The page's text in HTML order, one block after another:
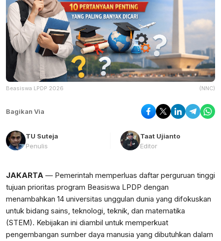
Beasiswa LPDP 2026 (NNC)
Bagikan Via
TU Suteja
Penulis
Taat Ujianto
Editor
JAKARTA — Pemerintah memperluas daftar perguruan tinggi
tujuan prioritas program Beasiswa LPDP dengan
menambahkan 14 universitas unggulan dunia yang difokuskan
untuk bidang sains, teknologi, teknik, dan matematika
(STEM). Kebijakan ini diambil untuk memperkuat
pengembangan sumber daya manusia yang dibutuhkan dalam